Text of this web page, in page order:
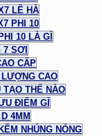
LÊ HÀ
PHI 10
10 LÀ GÌ
7 SỢI
CẤP
CAO
TẠO THẾ NÀO
ĐIỂM GÌ
4MM
NHÚNG NÓNG